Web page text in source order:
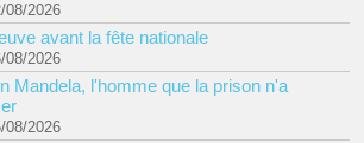
08/2026
avant la fête nationale
08/2026
Mandela, l'homme que la prison n'a
08/2026